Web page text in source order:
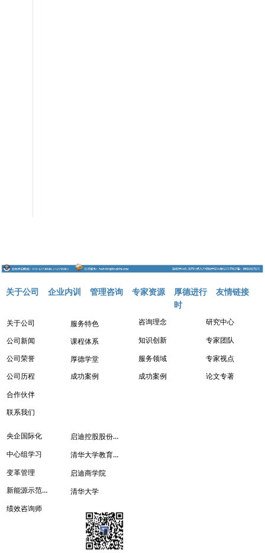
关于公司 企业内训 管理咨询 专家资源
厚德进行
时
友情链接
关于公司
公司新闻
公司荣誉
公司历程
合作伙伴
联系我们
服务特色
课程体系
厚德学堂
成功案例
咨询理念
知识创新
服务领域
成功案例
研究中心
专家团队
专家视点
论文专著
央企国际化
中心组学习
变革管理
新能源示范城市
绩效咨询师
启迪控股股份有限公司
清华大学教育培训管理处
启迪商学院
清华大学